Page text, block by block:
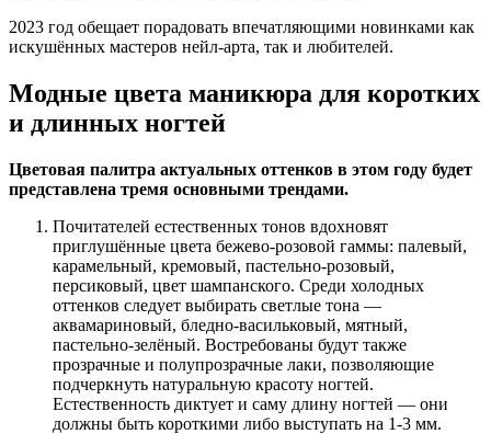
2023 год обещает порадовать впечатляющими новинками как
искушённых мастеров нейл-арта, так и любителей.
Модные цвета маникюра для коротких
и длинных ногтей
Цветовая палитра актуальных оттенков в этом году будет
представлена тремя основными трендами.
Почитателей естественных тонов вдохновят
приглушённые цвета бежево-розовой гаммы: палевый,
карамельный, кремовый, пастельно-розовый,
персиковый, цвет шампанского. Среди холодных
оттенков следует выбирать светлые тона —
аквамариновый, бледно-васильковый, мятный,
пастельно-зелёный. Востребованы будут также
прозрачные и полупрозрачные лаки, позволяющие
подчеркнуть натуральную красоту ногтей.
Естественность диктует и саму длину ногтей — они
должны быть короткими либо выступать на 1-3 мм.